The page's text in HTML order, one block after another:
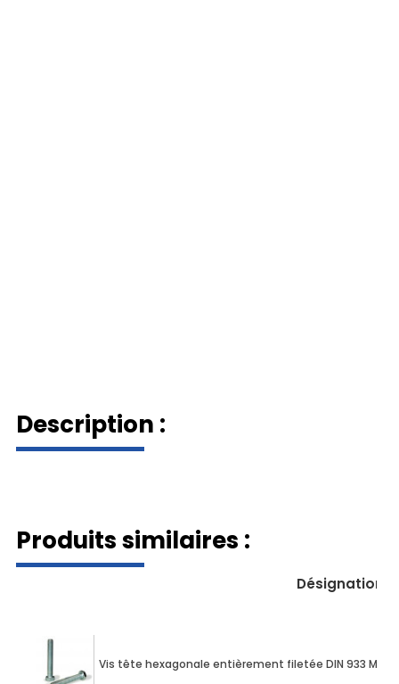
Description :
Produits similaires :
Désignation
Vis tête hexagonale entièrement filetée DIN 933 M10